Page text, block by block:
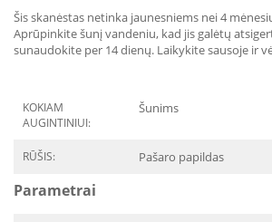
Šis skanėstas netinka jaunesniems nei 4
Aprūpinkite šunį vandeniu, kad jis galėtų
sunaudokite per 14 dienų. Laikykite sausoje ir
KOKIAM
AUGINTINIUI:
Šunims
RŪŠIS: Pašaro papildas
Parametrai